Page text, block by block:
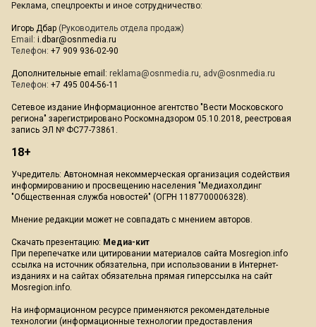
Реклама, спецпроекты и иное сотрудничество:
Игорь Дбар (Руководитель отдела продаж)
Email: i.dbar@osnmedia.ru
Телефон: +7 909 936-02-90
Дополнительные email: reklama@osnmedia.ru, adv@osnmedia.ru
Телефон: +7 495 004-56-11
Сетевое издание Информационное агентство "Вести Московского
региона" зарегистрировано Роскомнадзором 05.10.2018, реестровая
запись ЭЛ № ФС77-73861.
18+
Учредитель: Автономная некоммерческая организация содействия
информированию и просвещению населения "Медиахолдинг
"Общественная служба новостей" (ОГРН 1187700006328).
Мнение редакции может не совпадать с мнением авторов.
Скачать презентацию: Медиа-кит
При перепечатке или цитировании материалов сайта Mosregion.info
ссылка на источник обязательна, при использовании в Интернет-
изданиях и на сайтах обязательна прямая гиперссылка на сайт
Mosregion.info.
На информационном ресурсе применяются рекомендательные
технологии (информационные технологии предоставления